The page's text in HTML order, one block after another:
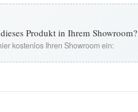
Produkt in Ihrem Showroom?
kostenlos Ihren Showroom ein: